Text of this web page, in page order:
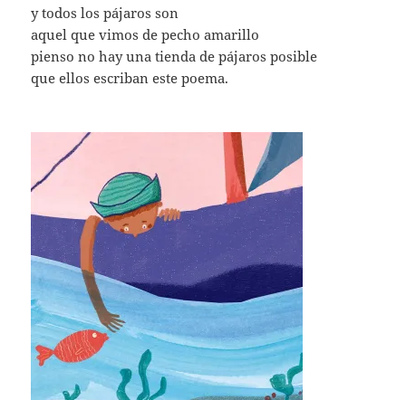
y todos los pájaros son
aquel que vimos de pecho amarillo
pienso no hay una tienda de pájaros posible
que ellos escriban este poema.